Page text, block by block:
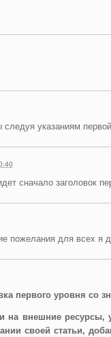
указаниям
сначало заголовок
пожелания для всех
первого уровня со
на внешние
своей статьи,